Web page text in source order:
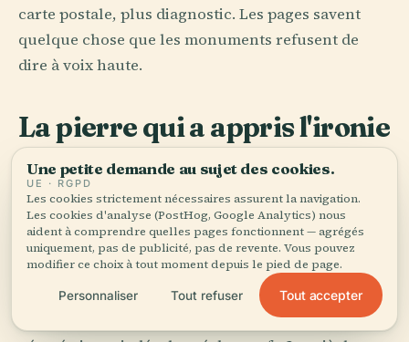
carte postale, plus diagnostic. Les pages savent
quelque chose que les monuments refusent de
dire à voix haute.
La pierre qui a appris l'ironie
L'architecture tchèque pratique l'accumulation
avec un talent singulier. Des rotondes romanes
accroupies comme de vieux animaux, des églises
gothiques qui s'élèvent dans une faim disciplinée,
des façades baroques qui s'enroulent et se
pavanent, des maisons cubistes à Prague qui
brisent l'alignement de la rue comme si la
Une petite demande au sujet des cookies.
UE · RGPD
Les cookies strictement nécessaires assurent la navigation.
Les cookies d'analyse (PostHog, Google Analytics) nous
aident à comprendre quelles pages fonctionnent — agrégés
uniquement, pas de publicité, pas de revente. Vous pouvez
modifier ce choix à tout moment depuis le pied de page.
Personnaliser Tout refuser Tout accepter